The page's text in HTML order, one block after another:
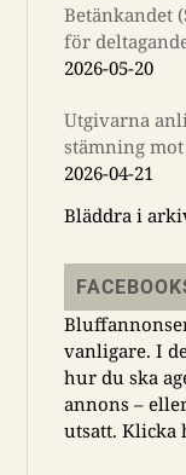
Betänkandet
för
kriminella
2026-05-20
Utgivarna
stämning mot
2026-04-21
Bläddra i
vanligare. I
hur du ska
annons –
utsatt. Klicka